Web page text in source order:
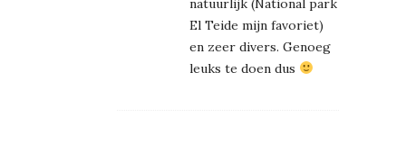
El Teide mijn favoriet)
en zeer divers. Genoeg
leuks te doen dus